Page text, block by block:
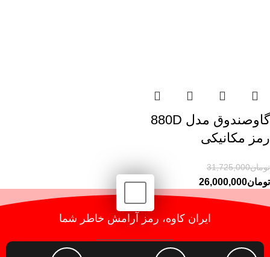
گاوصندوق مدل 880D
رمز مکانیکی
تومان31,725,000
تومان26,000,000
ایران کاوه، رمز آرامش خاطر شما